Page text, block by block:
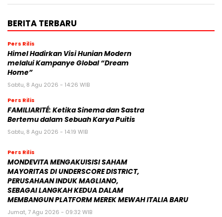
BERITA TERBARU
Pers Rilis
Himel Hadirkan Visi Hunian Modern
melalui Kampanye Global “Dream
Home”
Sabtu, 8 Agu 2026 - 14:26 WIB
Pers Rilis
FAMILIARITÉ: Ketika Sinema dan Sastra
Bertemu dalam Sebuah Karya Puitis
Sabtu, 8 Agu 2026 - 14:19 WIB
Pers Rilis
MONDEVITA MENGAKUISISI SAHAM
MAYORITAS DI UNDERSCORE DISTRICT,
PERUSAHAAN INDUK MAGLIANO,
SEBAGAI LANGKAH KEDUA DALAM
MEMBANGUN PLATFORM MEREK MEWAH ITALIA BARU
Jumat, 7 Agu 2026 - 09:32 WIB